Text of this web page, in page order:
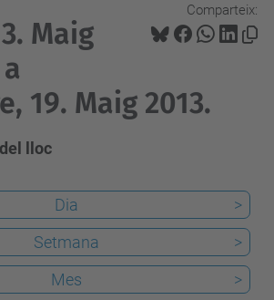
Comparteix:
Maig
19. Maig 2013.
lloc
Dia
>
Setmana
>
Mes >